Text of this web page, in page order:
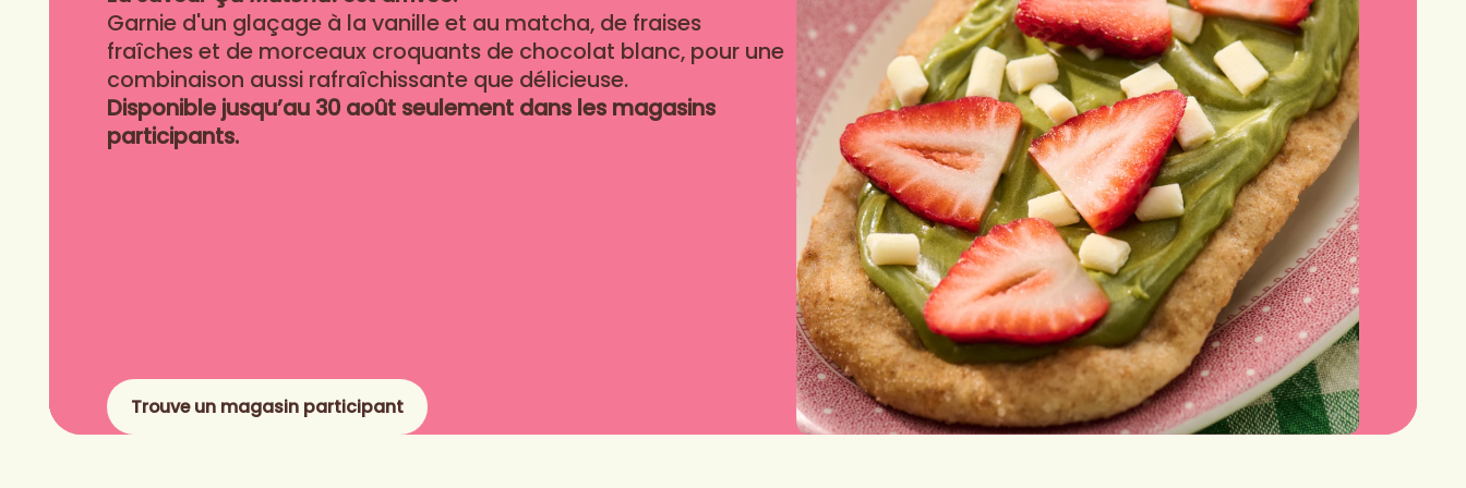
Garnie d'un glaçage à la vanille et au matcha, de fraises
fraîches et de morceaux croquants de chocolat blanc, pour une
combinaison aussi rafraîchissante que délicieuse.
Disponible jusqu’au 30 août seulement dans les magasins
participants.
Trouve un magasin participant